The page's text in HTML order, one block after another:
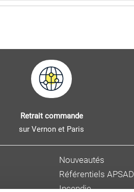
Retrait commande
sur Vernon et Paris
Nouveautés
Référentiels APSAD
Incendie